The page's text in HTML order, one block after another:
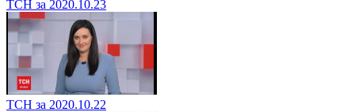
ТСН за 2020.10.23
ТСН за 2020.10.22